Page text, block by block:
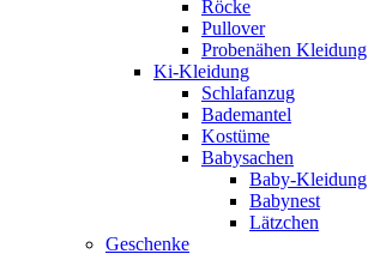
Röcke
Pullover
Probenähen Kleidung
Ki-Kleidung
Schlafanzug
Bademantel
Kostüme
Babysachen
Baby-Kleidung
Babynest
Lätzchen
Geschenke